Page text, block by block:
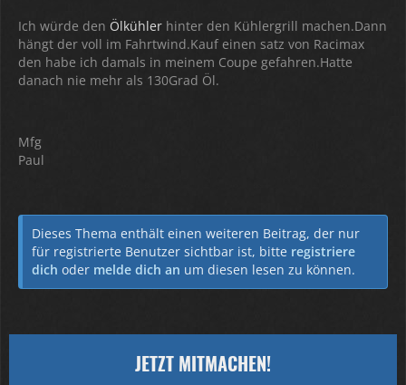
Ich würde den Ölkühler hinter den Kühlergrill machen.Dann
hängt der voll im Fahrtwind.Kauf einen satz von Racimax
den habe ich damals in meinem Coupe gefahren.Hatte
danach nie mehr als 130Grad Öl.
Mfg
Paul
Dieses Thema enthält einen weiteren Beitrag, der nur
für registrierte Benutzer sichtbar ist, bitte registriere
dich oder melde dich an um diesen lesen zu können.
JETZT MITMACHEN!